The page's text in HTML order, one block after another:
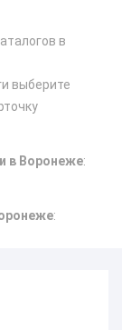
в
выберите
в Воронеже:
: